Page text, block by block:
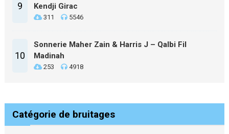
9
Kendji Girac
311 5546
10
Sonnerie Maher Zain & Harris J – Qalbi Fil
Madinah
253 4918
Catégorie de bruitages